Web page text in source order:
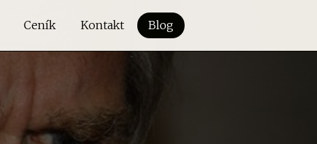
Ceník Kontakt Blog